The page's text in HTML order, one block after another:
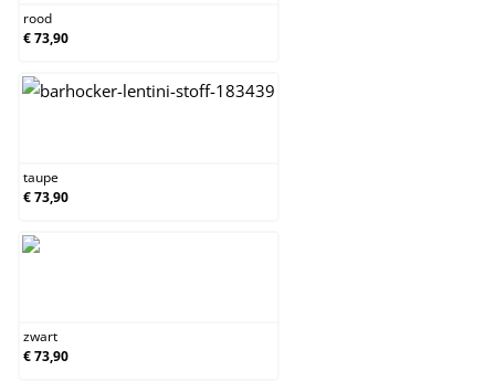
rood
€ 73,90
taupe
€ 73,90
zwart
€ 73,90